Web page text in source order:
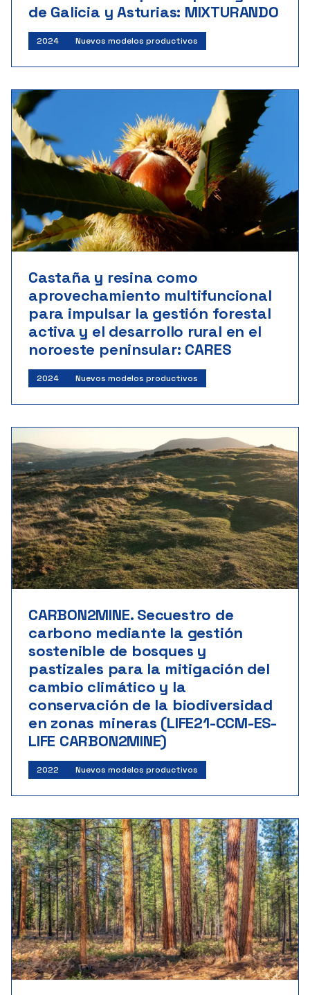
de Galicia y Asturias: MIXTURANDO
2024 Nuevos modelos productivos
Castaña y resina como
aprovechamiento multifuncional
para impulsar la gestión forestal
activa y el desarrollo rural en el
noroeste peninsular: CARES
2024 Nuevos modelos productivos
CARBON2MINE. Secuestro de
carbono mediante la gestión
sostenible de bosques y
pastizales para la mitigación del
cambio climático y la
conservación de la biodiversidad
en zonas mineras (LIFE21-CCM-ES-
LIFE CARBON2MINE)
2022 Nuevos modelos productivos